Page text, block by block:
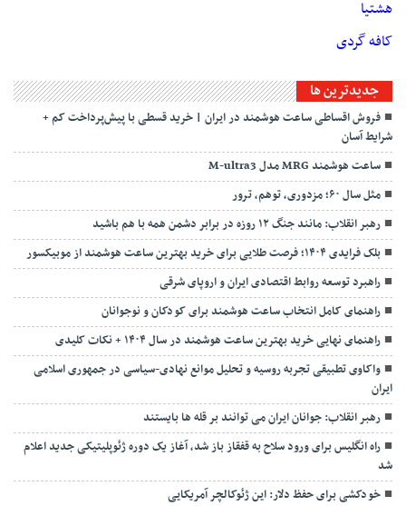
هشتیا
کافه گردی
جديدترين ها
فروش اقساطی ساعت هوشمند در ایران | خرید قسطی با پیش‌پرداخت کم +
شرایط آسان
ساعت هوشمند MRG مدل M-ultra3
مثل سال ۶۰؛ مزدوری، توهم، ترور
رهبر انقلاب: مانند جنگ ۱۲ روزه در برابر دشمن همه با هم باشید
بلک فرایدی ۱۴۰۴؛ فرصت طلایی برای خرید بهترین ساعت هوشمند از موبیکسور
راهبرد توسعه روابط اقتصادی ایران و اروپای شرقی
راهنمای کامل انتخاب ساعت هوشمند برای کودکان و نوجوانان
راهنمای نهایی خرید بهترین ساعت هوشمند در سال ۱۴۰۴ + نکات کلیدی
واکاوی تطبیقی تجربه روسیه و تحلیل موانع نهادی-سیاسی در جمهوری اسلامی
ایران
رهبر انقلاب: جوانان ایران می توانند بر قله ها بایستند
راه انگلیس برای ورود سلاح به قفقاز باز شد، آغاز یک دوره ژئوپلیتیکی جدید اعلام
شد
خودکشی برای حفظ دلار: این ژئوکالچر آمریکایی